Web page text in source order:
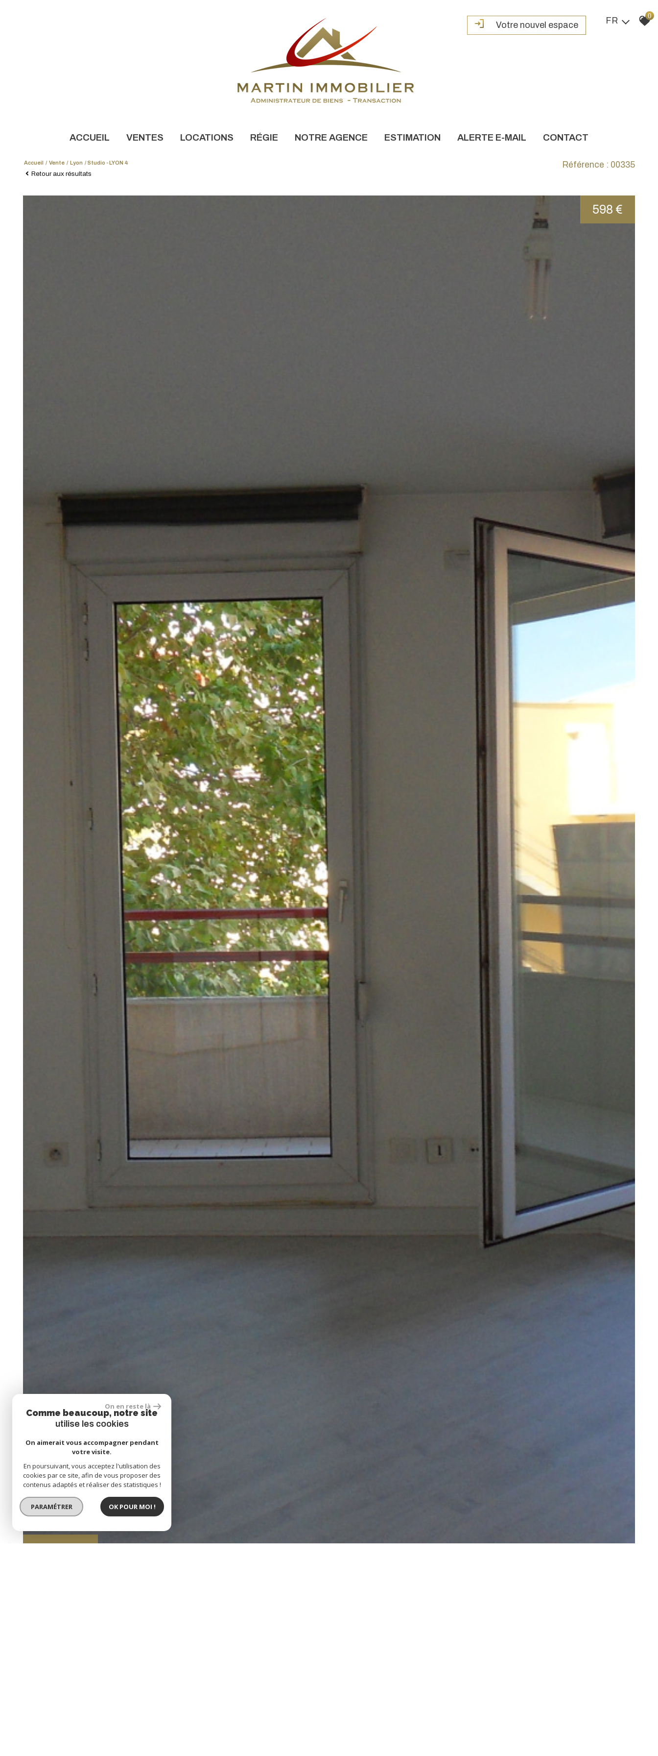
Votre nouvel espace FR
0
ACCUEIL VENTES LOCATIONS RÉGIE NOTRE AGENCE ESTIMATION ALERTE E-MAIL CONTACT
Accueil Vente Lyon Studio - LYON 4
Retour aux résultats
Référence : 00335
598 €
On en reste là
Comme beaucoup, notre site
utilise les cookies
On aimerait vous accompagner pendant
votre visite.
En poursuivant, vous acceptez l'utilisation des
cookies par ce site, afin de vous proposer des
contenus adaptés et réaliser des statistiques !
PARAMÉTRER OK POUR MOI !